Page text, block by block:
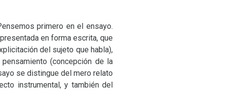
primero en el ensayo.
en forma escrita, que
del sujeto que habla),
(concepción de la
se distingue del mero relato
instrumental, y también del